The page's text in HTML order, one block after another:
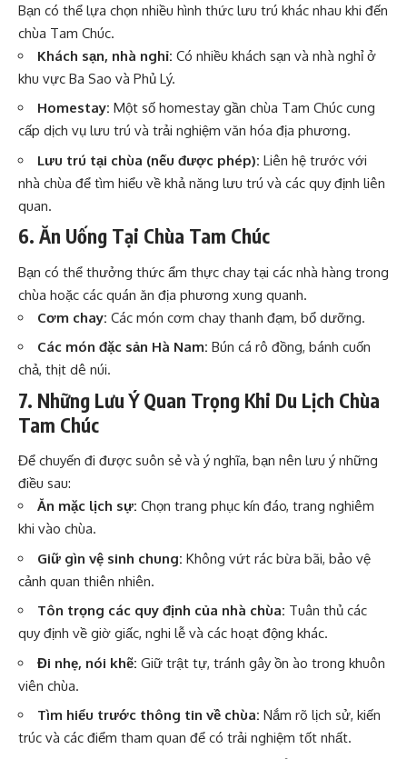
Bạn có thể lựa chọn nhiều hình thức lưu trú khác nhau khi đến
chùa Tam Chúc.
Khách sạn, nhà nghỉ: Có nhiều khách sạn và nhà nghỉ ở
khu vực Ba Sao và Phủ Lý.
Homestay: Một số homestay gần chùa Tam Chúc cung
cấp dịch vụ lưu trú và trải nghiệm văn hóa địa phương.
Lưu trú tại chùa (nếu được phép): Liên hệ trước với
nhà chùa để tìm hiểu về khả năng lưu trú và các quy định liên
quan.
6. Ăn Uống Tại Chùa Tam Chúc
Bạn có thể thưởng thức ẩm thực chay tại các nhà hàng trong
chùa hoặc các quán ăn địa phương xung quanh.
Cơm chay: Các món cơm chay thanh đạm, bổ dưỡng.
Các món đặc sản Hà Nam: Bún cá rô đồng, bánh cuốn
chả, thịt dê núi.
7. Những Lưu Ý Quan Trọng Khi Du Lịch Chùa
Tam Chúc
Để chuyến đi được suôn sẻ và ý nghĩa, bạn nên lưu ý những
điều sau:
Ăn mặc lịch sự: Chọn trang phục kín đáo, trang nghiêm
khi vào chùa.
Giữ gìn vệ sinh chung: Không vứt rác bừa bãi, bảo vệ
cảnh quan thiên nhiên.
Tôn trọng các quy định của nhà chùa: Tuân thủ các
quy định về giờ giấc, nghi lễ và các hoạt động khác.
Đi nhẹ, nói khẽ: Giữ trật tự, tránh gây ồn ào trong khuôn
viên chùa.
Tìm hiểu trước thông tin về chùa: Nắm rõ lịch sử, kiến
trúc và các điểm tham quan để có trải nghiệm tốt nhất.